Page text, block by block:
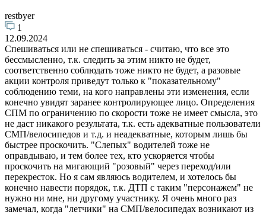
restbyer
1
12.09.2024
Спешиваться или не спешиваться - считаю, что все это
бессмысленно, т.к. следить за этим никто не будет,
соответственно соблюдать тоже никто не будет, а разовые
акции контроля приведут только к "показательному"
соблюдению теми, на кого направлены эти изменения, если
конечно увидят заранее контролирующее лицо. Определения
СПМ по ограничению по скорости тоже не имеет смысла, это
не даст никакого результата, т.к. есть адекватные пользователи
СМП/велосипедов и т.д. и неадекватные, которым лишь бы
быстрее проскочить. "Слепых" водителей тоже не
оправдываю, и тем более тех, кто ускоряется чтобы
проскочить на мигающий "розовый" через переход/или
перекресток. Но я сам являюсь водителем, и хотелось бы
конечно навести порядок, т.к. ДТП с таким "персонажем" не
нужно ни мне, ни другому участнику. Я очень много раз
замечал, когда "летчики" на СМП/велосипедах возникают из